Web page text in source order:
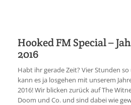
Hooked FM Special –
2016
Habt ihr gerade Zeit? Vier Stunden
kann es ja losgehen mit unserem
2016! Wir blicken zurück auf The
Doom und Co. und sind dabei wie